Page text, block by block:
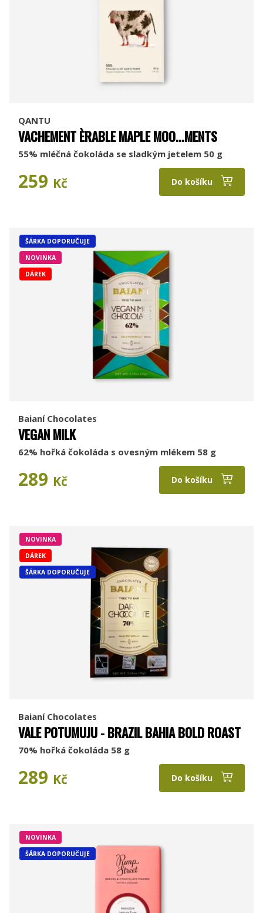
QANTU
VACHEMENT ÈRABLE MAPLE MOO...MENTS
55% mléčná čokoláda se sladkým jetelem 50 g
259 Kč Do košíku
ŠÁRKA DOPORUČUJE
NOVINKA
DÁREK
Baianí Chocolates
VEGAN MILK
62% hořká čokoláda s ovesným mlékem 58 g
289 Kč Do košíku
NOVINKA
DÁREK
ŠÁRKA DOPORUČUJE
Baianí Chocolates
VALE POTUMUJU - BRAZIL BAHIA BOLD ROAST
70% hořká čokoláda 58 g
289 Kč Do košíku
NOVINKA
ŠÁRKA DOPORUČUJE